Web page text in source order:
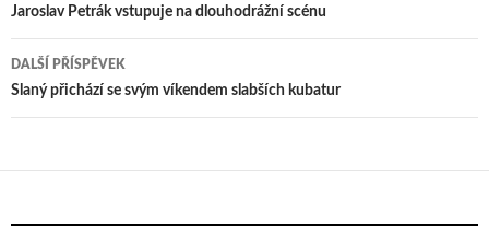
Navigace
pro
příspěvek
Jaroslav Petrák vstupuje na dlouhodrážní scénu
DALŠÍ PŘÍSPĚVEK
Slaný přichází se svým víkendem slabších kubatur